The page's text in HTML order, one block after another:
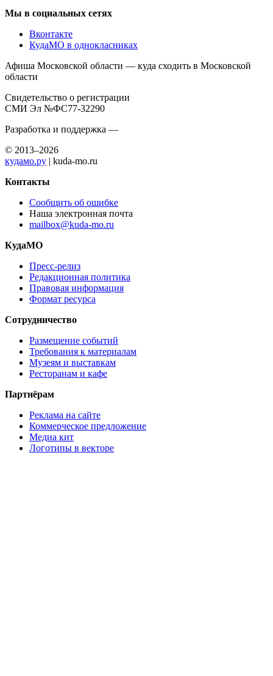
Мы в социальных сетях
Вконтакте
КудаМО в однокласниках
Афиша Московской области — куда сходить в Московской
области
Свидетельство о регистрации
СМИ Эл №ФС77-32290
Разработка и поддержка —
© 2013–2026
кудамо.ру | kuda-mo.ru
Контакты
Сообщить об ошибке
Наша электронная почта
mailbox@kuda-mo.ru
КудаМО
Пресс-релиз
Редакционная политика
Правовая информация
Формат ресурса
Сотрудничество
Размещение событий
Требования к материалам
Музеям и выставкам
Ресторанам и кафе
Партнёрам
Реклама на сайте
Коммерческое предложение
Медиа кит
Логотипы в векторе